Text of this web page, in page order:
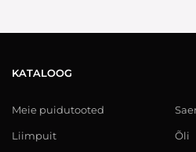
KATALOOG
Meie puidutooted
Liimpuit Õli